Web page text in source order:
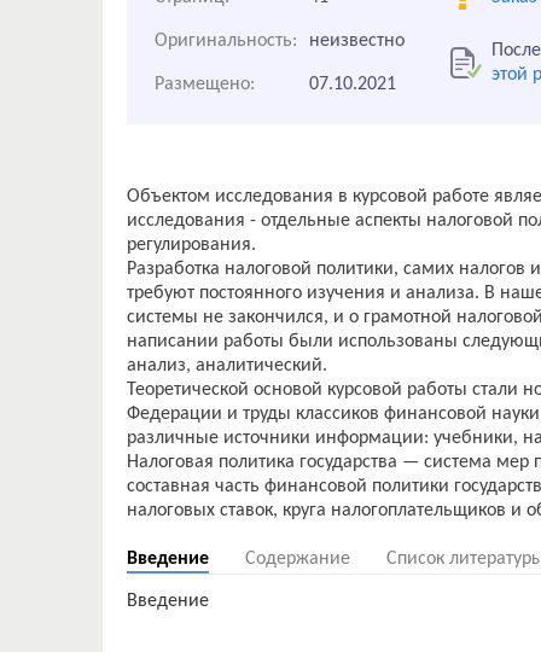
Оригинальность: неизвестно
этой
Размещено: 07.10.2021
Объектом исследования в курсовой работе
исследования - отдельные аспекты налоговой
регулирования.
Разработка налоговой политики, самих
требуют постоянного изучения и анализа. В
системы не закончился, и о грамотной
написании работы были использованы
анализ, аналитический.
Теоретической основой курсовой работы
Федерации и труды классиков финансовой
различные источники информации: учебники,
Налоговая политика государства — система мер
составная часть финансовой политики
Введение Содержание Список
Введение